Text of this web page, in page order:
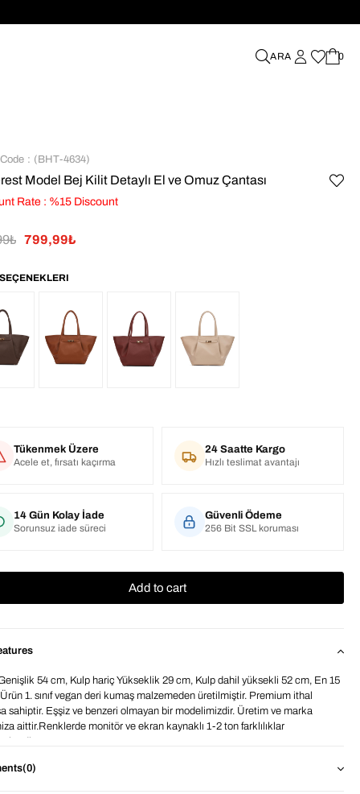
0
(BHT-4634)
Model Bej Kilit Detaylı El ve Omuz Çantası
Rate : %15 Discount
799,99₺
Tükenmek Üzere
Acele et, fırsatı kaçırma
24 Saatte Kargo
Hızlı teslimat avantajı
14 Gün Kolay İade
Sorunsuz iade süreci
Güvenli Ödeme
256 Bit SSL koruması
54 cm, Kulp hariç Yükseklik 29 cm, Kulp dahil yüksekli 52 cm, En 15
1. sınıf vegan deri kumaş malzemeden üretilmiştir. Premium ithal
sahiptir. Eşşiz ve benzeri olmayan bir modelimizdir. Üretim ve marka
aittir.Renklerde monitör ve ekran kaynaklı 1-2 ton farklılıklar
(0)